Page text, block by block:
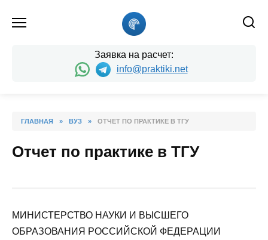
Заявка на расчет:
info@praktiki.net
ГЛАВНАЯ » ВУЗ » ОТЧЕТ ПО ПРАКТИКЕ В ТГУ
Отчет по практике в ТГУ
МИНИСТЕРСТВО НАУКИ И ВЫСШЕГО
ОБРАЗОВАНИЯ РОССИЙСКОЙ ФЕДЕРАЦИИ